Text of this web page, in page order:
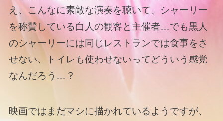
え、こんなに素敵な演奏を聴いて、シャーリー
を称賛している白人の観客と主催者…でも黒人
のシャーリーには同じレストランでは食事をさ
せない、トイレも使わせないってどういう感覚
なんだろう…？
映画ではまだマシに描かれているようですが、